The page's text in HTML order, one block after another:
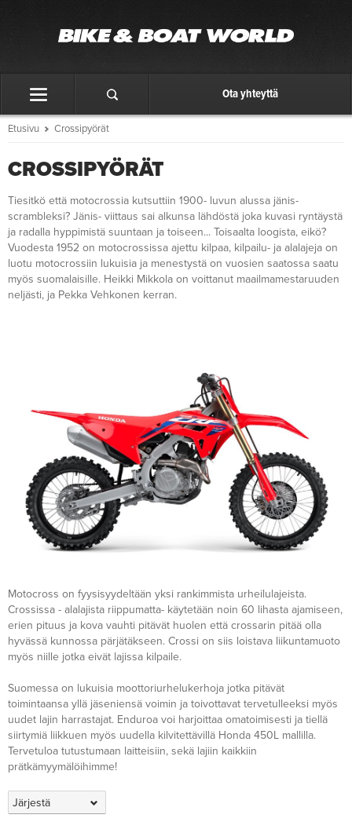
Ota yhteyttä
Etusivu Crossipyörät
CROSSIPYÖRÄT
Tiesitkö että motocrossia kutsuttiin 1900- luvun alussa jänis-
scrambleksi? Jänis- viittaus sai alkunsa lähdöstä joka kuvasi ryntäystä
ja radalla hyppimistä suuntaan ja toiseen... Toisaalta loogista, eikö?
Vuodesta 1952 on motocrossissa ajettu kilpaa, kilpailu- ja alalajeja on
luotu motocrossiin lukuisia ja menestystä on vuosien saatossa saatu
myös suomalaisille. Heikki Mikkola on voittanut maailmamestaruuden
neljästi, ja Pekka Vehkonen kerran.
Motocross on fyysisyydeltään yksi rankimmista urheilulajeista.
Crossissa - alalajista riippumatta- käytetään noin 60 lihasta ajamiseen,
erien pituus ja kova vauhti pitävät huolen että crossarin pitää olla
hyvässä kunnossa pärjätäkseen. Crossi on siis loistava liikuntamuoto
myös niille jotka eivät lajissa kilpaile.
Suomessa on lukuisia moottoriurhelukerhoja jotka pitävät
toimintaansa yllä jäseniensä voimin ja toivottavat tervetulleeksi myös
uudet lajin harrastajat. Enduroa voi harjoittaa omatoimisesti ja tiellä
siirtymiä liikkuen myös uudella kilvitettävillä Honda 450L mallilla.
Tervetuloa tutustumaan laitteisiin, sekä lajiin kaikkiin
prätkämyymälöihimme!